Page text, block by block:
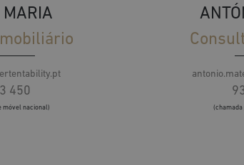
MARIA
450
nacional) (chamada